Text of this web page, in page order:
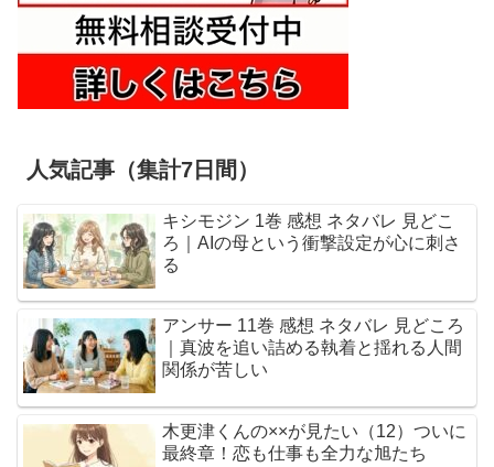
人気記事（集計7日間）
キシモジン 1巻 感想 ネタバレ 見どこ
ろ｜AIの母という衝撃設定が心に刺さ
る
アンサー 11巻 感想 ネタバレ 見どころ
｜真波を追い詰める執着と揺れる人間
関係が苦しい
木更津くんの××が見たい（12）ついに
最終章！恋も仕事も全力な旭たち